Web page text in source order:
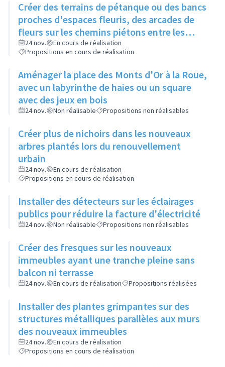
Créer des terrains de pétanque ou des bancs
proches d'espaces fleuris, des arcades de
fleurs sur les chemins piétons entre les
immeubles
24 nov.
En cours de réalisation
Propositions en cours de réalisation
Aménager la place des Monts d'Or à la Roue,
avec un labyrinthe de haies ou un square
avec des jeux en bois
24 nov. Non réalisable Propositions non réalisables
Créer plus de nichoirs dans les nouveaux
arbres plantés lors du renouvellement
urbain
24 nov.
En cours de réalisation
Propositions en cours de réalisation
Installer des détecteurs sur les éclairages
publics pour réduire la facture d'électricité
24 nov. Non réalisable Propositions non réalisables
Créer des fresques sur les nouveaux
immeubles ayant une tranche pleine sans
balcon ni terrasse
24 nov. En cours de réalisation Propositions réalisées
Installer des plantes grimpantes sur des
structures métalliques parallèles aux murs
des nouveaux immeubles
24 nov.
En cours de réalisation
Propositions en cours de réalisation